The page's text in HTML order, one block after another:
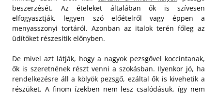
beszerzését. Az ételeket általában ők is szívesen
elfogyasztják, legyen szó előételről vagy éppen a
menyasszonyi tortáról. Azonban az italok terén főleg az
üdítőket részesítik előnyben.
De mivel azt látják, hogy a nagyok pezsgővel koccintanak,
ők is szeretnének részt venni a szokásban. Ilyenkor jó, ha
rendelkezésre áll a kölyök pezsgő, ezáltal ők is kivehetik a
részüket. A finom ízekben nem lesz csalódásuk, így nem